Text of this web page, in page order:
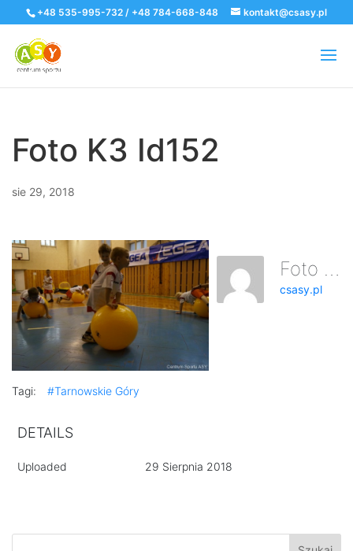
+48 535-995-732 / +48 784-668-848 kontakt@csasy.pl
Foto K3 Id152
sie 29, 2018
Foto K3 Id152
csasy.pl
Tagi: #Tarnowskie Góry
DETAILS
Uploaded 29 Sierpnia 2018